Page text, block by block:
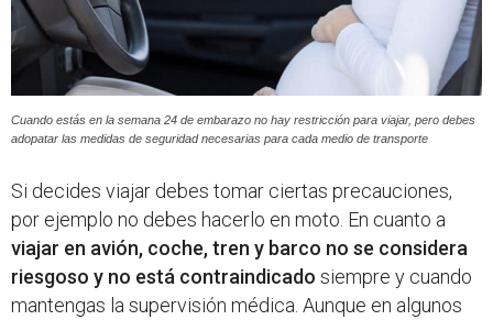
Cuando estás en la semana 24 de embarazo no hay restricción para viajar, pero debes
adopatar las medidas de seguridad necesarias para cada medio de transporte
Si decides viajar debes tomar ciertas precauciones,
por ejemplo no debes hacerlo en moto. En cuanto a
viajar en avión, coche, tren y barco no se considera
riesgoso y no está contraindicado siempre y cuando
mantengas la supervisión médica. Aunque en algunos